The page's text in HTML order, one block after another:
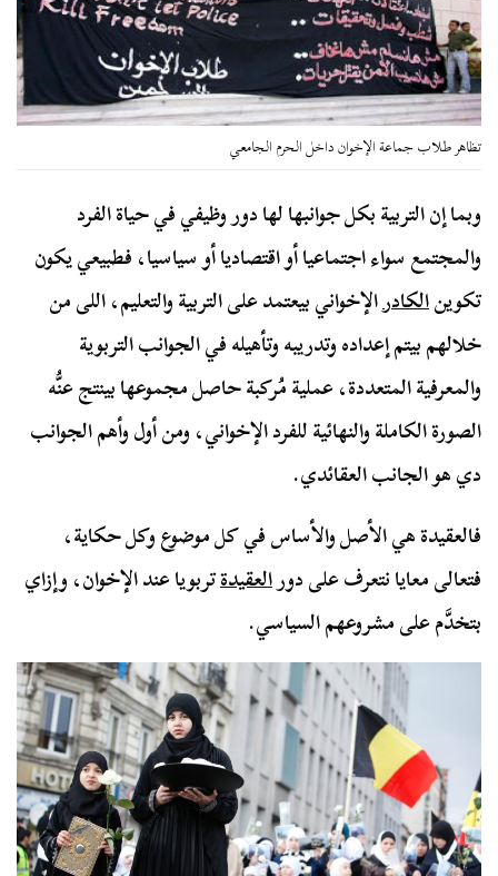
تظاهر طلاب جماعة الإخوان داخل الحرم الجامعي
وبما إن التربية بكل جوانبها لها دور وظيفي في حياة الفرد
والمجتمع سواء اجتماعيا أو اقتصاديا أو سياسيا، فطبيعي يكون
تكوينالكادرالإخواني بيعتمد على التربية والتعليم، اللى من
خلالهم بيتم إعداده وتدريبه وتأهيله في الجوانب التربوية
والمعرفية المتعددة، عملية مُركبة حاصل مجموعها بينتج عنُّه
الصورة الكاملة والنهائية للفرد الإخواني، ومن أول وأهم الجوانب
دي هو الجانب العقائدي.
فالعقيدة هي الأصل والأساس في كل موضوع وكل حكاية،
فتعالى معايا نتعرف على دورالعقيدةتربويا عند الإخوان، وإزاي
بتخدَّم على مشروعهم السياسي.